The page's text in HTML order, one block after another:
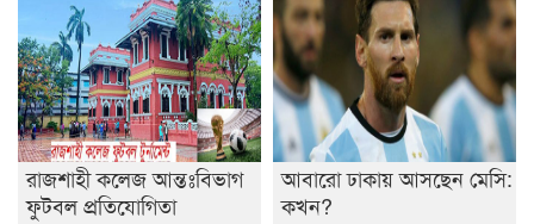
রাজশাহী কলেজ আন্তঃবিভাগ
ফুটবল প্রতিযোগিতা
আবারো ঢাকায় আসছেন মেসি:
কখন?